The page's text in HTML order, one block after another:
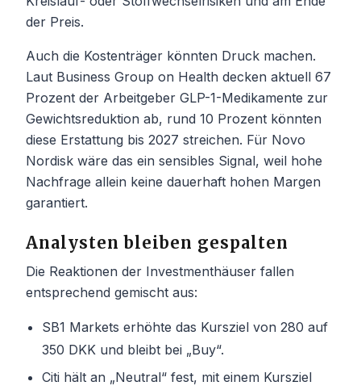
der Preis.
Auch die Kostenträger könnten Druck machen.
Laut Business Group on Health decken aktuell 67
Prozent der Arbeitgeber GLP-1-Medikamente zur
Gewichtsreduktion ab, rund 10 Prozent könnten
diese Erstattung bis 2027 streichen. Für Novo
Nordisk wäre das ein sensibles Signal, weil hohe
Nachfrage allein keine dauerhaft hohen Margen
garantiert.
Analysten bleiben gespalten
Die Reaktionen der Investmenthäuser fallen
entsprechend gemischt aus:
SB1 Markets erhöhte das Kursziel von 280 auf
350 DKK und bleibt bei „Buy“.
Citi hält an „Neutral“ fest, mit einem Kursziel